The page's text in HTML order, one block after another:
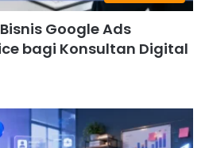
Google Ads
bagi Konsultan Digital